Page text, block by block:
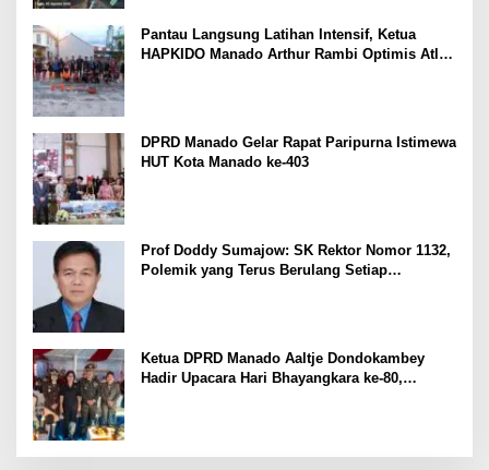
Pantau Langsung Latihan Intensif, Ketua
HAPKIDO Manado Arthur Rambi Optimis Atlet
DPRD Manado Gelar Rapat Paripurna Istimewa
HUT Kota Manado ke-403
Prof Doddy Sumajow: SK Rektor Nomor 1132,
Polemik yang Terus Berulang Setiap
Ketua DPRD Manado Aaltje Dondokambey
Hadir Upacara Hari Bhayangkara ke-80,